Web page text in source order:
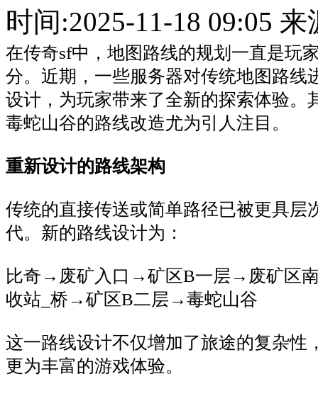
时间:2025-11-18 09:05
在传奇sf中，地图路线的规划一直是玩
分。近期，一些服务器对传统地图路线
设计，为玩家带来了全新的探索体验。
毒蛇山谷的路线改造尤为引人注目。
重新设计的路线架构
传统的直接传送或简单路径已被更具层
代。新的路线设计为：
比奇→废矿入口→矿区B一层→废矿区
收站_桥→矿区B二层→毒蛇山谷
这一路线设计不仅增加了旅途的复杂性
更为丰富的游戏体验。